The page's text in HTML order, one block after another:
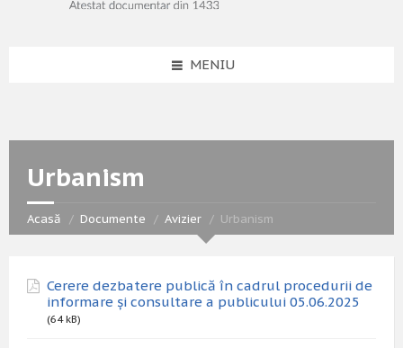
MENIU
Urbanism
Acasă Documente Avizier Urbanism
Cerere dezbatere publică în cadrul procedurii de
informare și consultare a publicului 05.06.2025
(64 kB)